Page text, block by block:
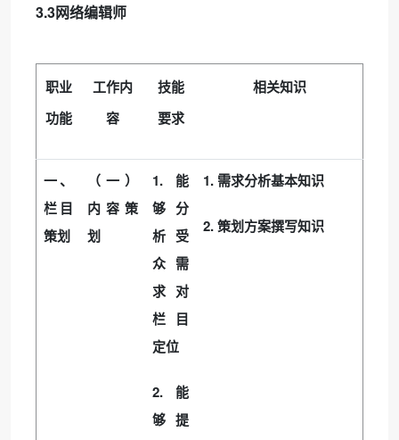
3.3网络编辑师
职业
功能
工作内
容
技能
要求
相关知识
一、
栏目
策划
（一）
内容策
划
1.
能
够分
析受
众需
求对
栏目
定位
2.
能
够提
1. 需求分析基本知识
2. 策划方案撰写知识